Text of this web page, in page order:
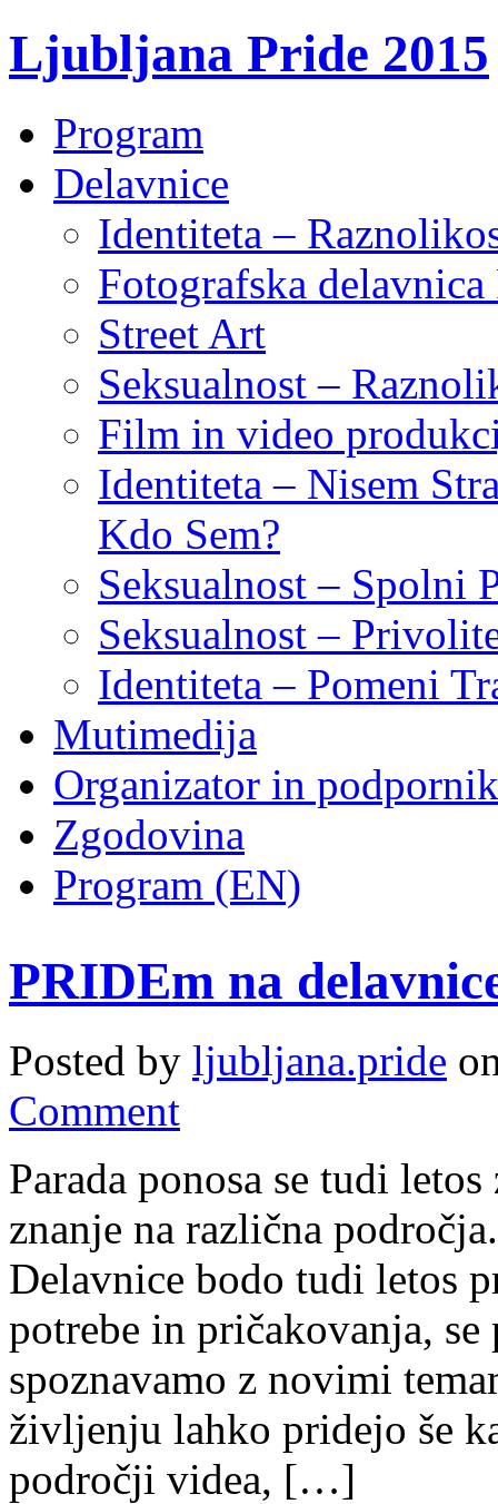
Ljubljana Pride 2015
Program
Delavnice
Identiteta –
Fotografska
Street Art
Seksualnost –
Film in video
Identiteta – Nisem
Kdo Sem?
Seksualnost – Spolni
Seksualnost –
Identiteta – Pomeni
Mutimedija
Organizator in
Zgodovina
Program (EN)
PRIDEm na
Posted by ljubljana.pride
Comment
Parada ponosa se tudi
znanje na različna
Delavnice bodo tudi letos
potrebe in pričakovanja, se
spoznavamo z novimi
življenju lahko pridejo še
področji videa, […]